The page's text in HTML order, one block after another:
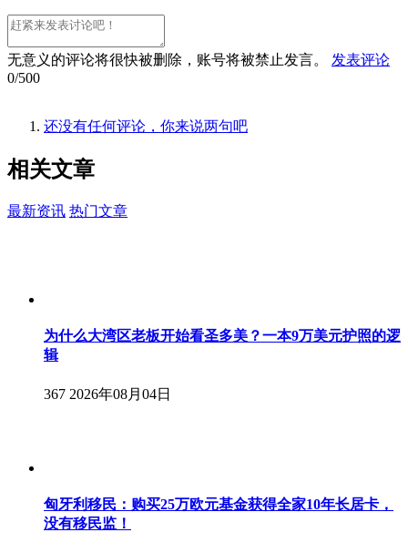
无意义的评论将很快被删除，账号将被禁止发言。
发表评论
0/500
还没有任何评论，你来说两句吧
相关文章
最新资讯 热门文章
为什么大湾区老板开始看圣多美？一本9万美元护照的逻
辑
367 2026年08月04日
匈牙利移民：购买25万欧元基金获得全家10年长居卡，
没有移民监！